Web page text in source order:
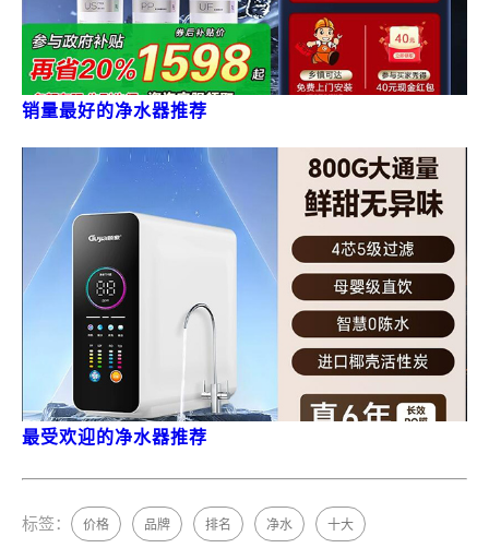
销量最好的净水器推荐
最受欢迎的净水器推荐
标签： 价格 品牌 排名 净水 十大